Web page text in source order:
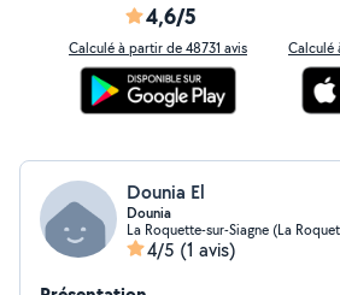
4,6/5
Calculé à partir de 48731 avis Calculé
Dounia El
Dounia
La Roquette-sur-Siagne (La
4/5 (1 avis)